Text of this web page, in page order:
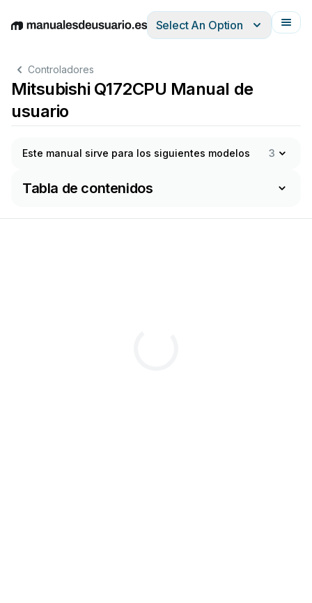
EnglishDeutschEspañolItalianoFrançais
Select An Option
Controladores
Mitsubishi Q172CPU Manual de
usuario
Este manual sirve para los siguientes modelos 3
Tabla de contenidos